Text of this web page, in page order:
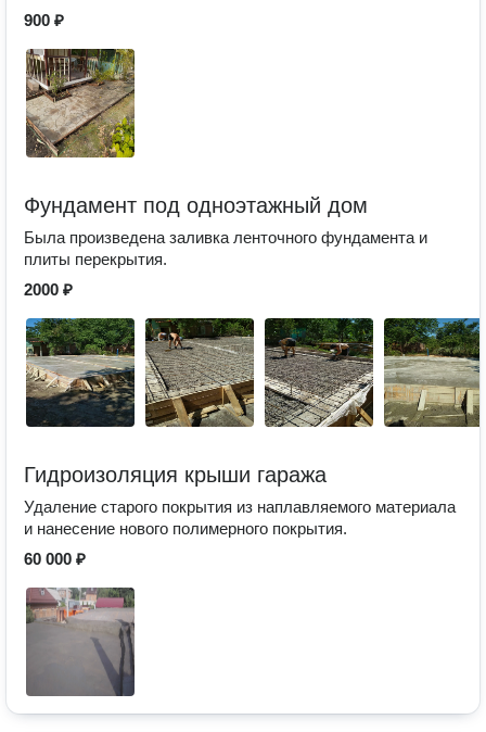
900 ₽
Фундамент под одноэтажный дом
Была произведена заливка ленточного фундамента и
плиты перекрытия.
2000 ₽
Гидроизоляция крыши гаража
Удаление старого покрытия из наплавляемого материала
и нанесение нового полимерного покрытия.
60 000 ₽